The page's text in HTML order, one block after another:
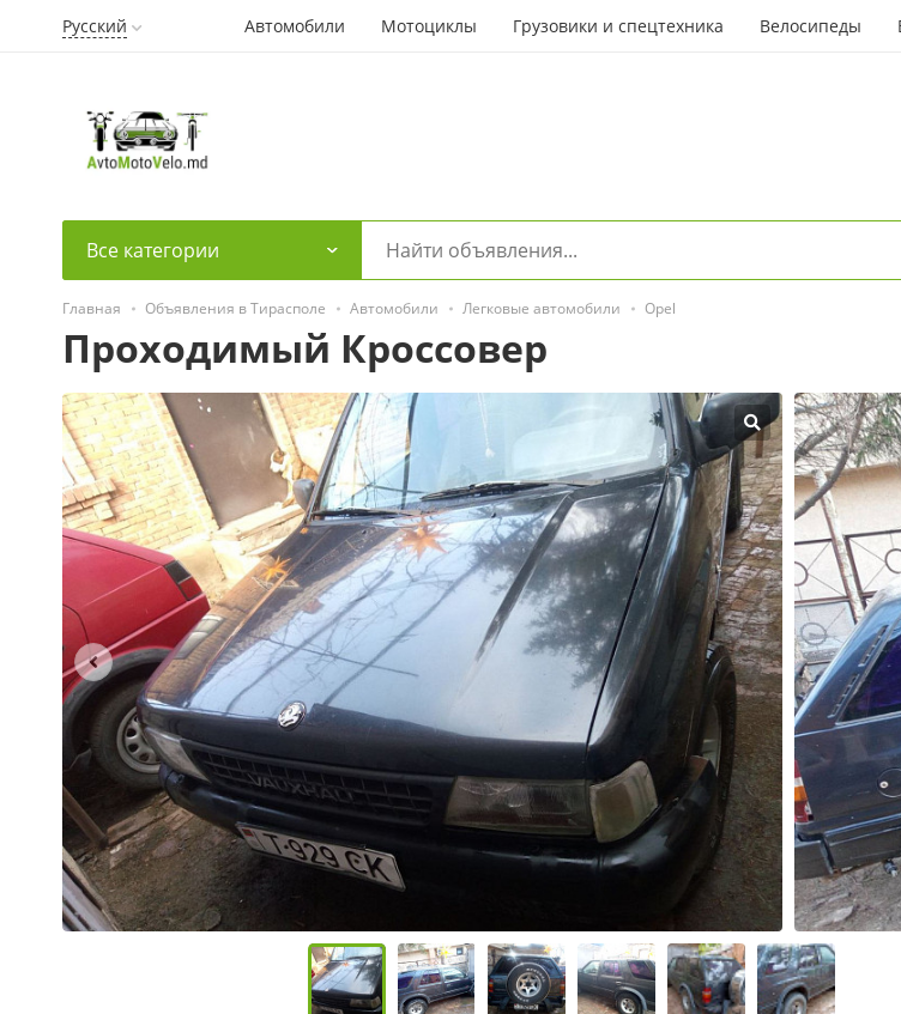
Русский Автомобили Мотоциклы Грузовики и спецтехника Велосипеды
Все категории
Главная Объявления в Тирасполе Автомобили Легковые автомобили Opel
Проходимый Кроссовер